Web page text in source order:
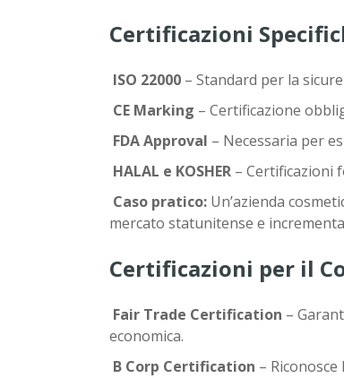
Certificazioni
ISO 22000 – Standard per la
CE Marking – Certificazione
FDA Approval – Necessaria per
HALAL e KOSHER – Certificazioni
Caso pratico: Un’azienda
mercato statunitense e
Certificazioni per il
Fair Trade Certification –
economica.
B Corp Certification –